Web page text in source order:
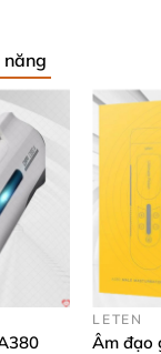
LETEN
Âm đạo